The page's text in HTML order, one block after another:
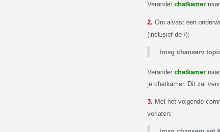
Verander chatkamernaar
2. Om alvast een
(inclusief de /):
/msg chanserv
Verander chatkamernaar
je chatkamer. Dit zal
3. Met het volgende
verlaten: